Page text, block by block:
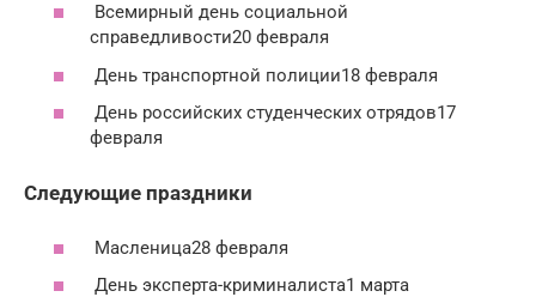
Всемирный день социальной
справедливости20 февраля
День транспортной полиции18 февраля
День российских студенческих отрядов17
февраля
Следующие праздники
Масленица28 февраля
День эксперта-криминалиста1 марта